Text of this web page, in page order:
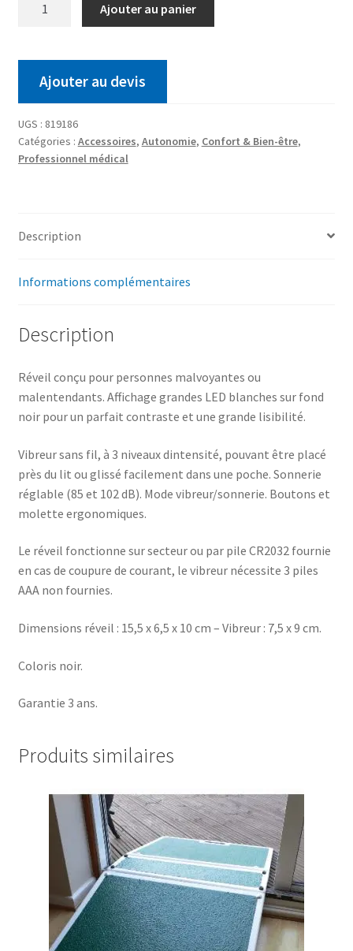
Ajouter au panier
Ajouter au devis
UGS : 819186
Catégories : Accessoires, Autonomie, Confort & Bien-être,
Professionnel médical
Description
Informations complémentaires
Description
Réveil conçu pour personnes malvoyantes ou
malentendants. Affichage grandes LED blanches sur fond
noir pour un parfait contraste et une grande lisibilité.
Vibreur sans fil, à 3 niveaux dintensité, pouvant être placé
près du lit ou glissé facilement dans une poche. Sonnerie
réglable (85 et 102 dB). Mode vibreur/sonnerie. Boutons et
molette ergonomiques.
Le réveil fonctionne sur secteur ou par pile CR2032 fournie
en cas de coupure de courant, le vibreur nécessite 3 piles
AAA non fournies.
Dimensions réveil : 15,5 x 6,5 x 10 cm – Vibreur : 7,5 x 9 cm.
Coloris noir.
Garantie 3 ans.
Produits similaires